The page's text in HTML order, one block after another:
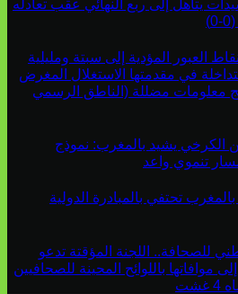
يتأهل إلى ربع النهائي عقب تعادله
العبور المؤدية إلى سبتة ومليلية
في مقدمتها الاستغلال المغرض
معلومات مضللة (الناطق الرسمي
الكرخي يشيد بالمغرب: نموذج
تنموي واعد
تحتفي بالمبادرة الدولية
للصحافة.. اللجنة المؤقتة تدعو
موافاتها باللوائح المحينة للصحافيين